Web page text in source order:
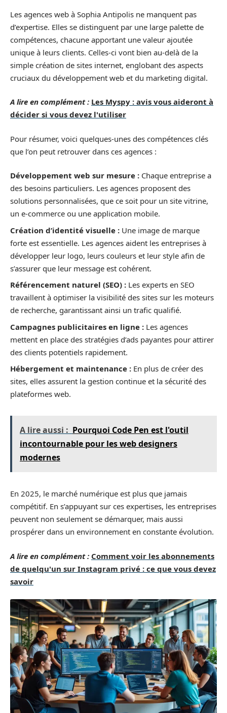
Les agences web à Sophia Antipolis ne manquent pas
d’expertise. Elles se distinguent par une large palette de
compétences, chacune apportant une valeur ajoutée
unique à leurs clients. Celles-ci vont bien au-delà de la
simple création de sites internet, englobant des aspects
cruciaux du développement web et du marketing digital.
A lire en complément : Les Myspy : avis vous aideront à
décider si vous devez l'utiliser
Pour résumer, voici quelques-unes des compétences clés
que l’on peut retrouver dans ces agences :
Développement web sur mesure : Chaque entreprise a
des besoins particuliers. Les agences proposent des
solutions personnalisées, que ce soit pour un site vitrine,
un e-commerce ou une application mobile.
Création d’identité visuelle : Une image de marque
forte est essentielle. Les agences aident les entreprises à
développer leur logo, leurs couleurs et leur style afin de
s’assurer que leur message est cohérent.
Référencement naturel (SEO) : Les experts en SEO
travaillent à optimiser la visibilité des sites sur les moteurs
de recherche, garantissant ainsi un trafic qualifié.
Campagnes publicitaires en ligne : Les agences
mettent en place des stratégies d’ads payantes pour attirer
des clients potentiels rapidement.
Hébergement et maintenance : En plus de créer des
sites, elles assurent la gestion continue et la sécurité des
plateformes web.
A lire aussi : Pourquoi Code Pen est l'outil
incontournable pour les web designers
modernes
En 2025, le marché numérique est plus que jamais
compétitif. En s’appuyant sur ces expertises, les entreprises
peuvent non seulement se démarquer, mais aussi
prospérer dans un environnement en constante évolution.
A lire en complément : Comment voir les abonnements
de quelqu'un sur Instagram privé : ce que vous devez
savoir